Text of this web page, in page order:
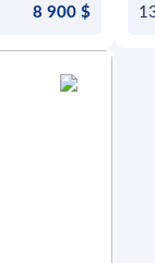
8 900 $
.